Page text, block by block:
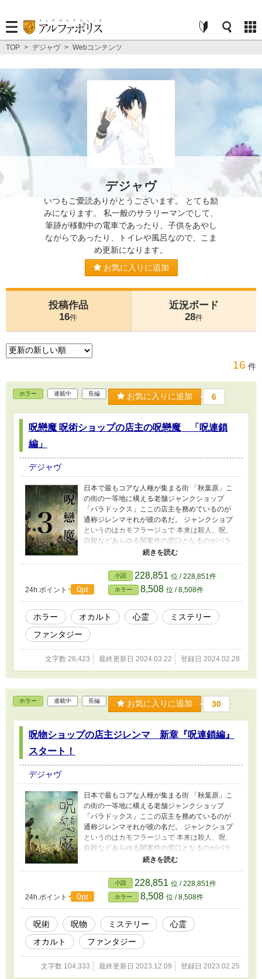
TOP > デジャヴ > Webコンテンツ
デジャヴ
いつもご愛読ありがとうございます。 とても励
みになります。 私一般のサラリーマンでして、
筆跡が移動中の電車であったり、子供をあやし
ながらであったり、トイレや風呂なので、こま
め更新になります。
お気に入りに追加
投稿作品
16件
近況ボード
28件
16 件
ホラー 連載中 長編 お気に入りに追加 6
呪戀魔 呪術ショップの店主の呪戀魔 「呪連鎖
編」
デジャヴ
日本で最もコアな人種が集まる街 「秋葉原」こ
の街の一等地に構える老舗ジャンクショップ
「パラドックス」ここの店主を務めているのが
通称ジレンマそれが彼の名だ。 ジャンクショプ
というのはカモフラージュで 本来は殺人、呪、
自殺などあらゆる闇案件の窓口となるのがパラ
ドックスの真の素顔である。 謎に包まれたこの
を取り扱い 時には呪物を作成、育成もする。 予
算に応じ、幅広い闇のネットワークでプロの呪
術師による呪伝も行う。 代々受け継いできた、
闇の法則でクライアントの願いを叶えるのがジ
レンマの仕事である。 父親から継いだパラドッ
クスの経営はほどほどに、1番目的は 「呪印の
書」 を探し出すことである。最強、最悪の魔物
先は謎多き主人公 「ジレンマ」の壮絶な人生の
物語。
24h.ポイント 0pt
小説 228,851 位 / 228,851件
ホラー 8,508 位 / 8,508件
ホラー オカルト 心霊
ミステリー
ファンタジー
文字数 28,423 最終更新日 2024.03.22 登録日 2024.02.28
ホラー 連載中 長編 お気に入りに追加 30
呪物ショップの店主ジレンマ 新章『呪連鎖編』
スタート！
デジャヴ
日本で最もコアな人種が集まる街 「秋葉原」こ
の街の一等地に構える老舗ジャンクショップ
「パラドックス」ここの店主を務めているのが
通称ジレンマそれが彼の名だ。 ジャンクショプ
というのはカモフラージュで 本来は殺人、呪、
自殺などあらゆる闇案件の窓口となるのがパラ
ドックスの真の素顔である。 謎に包まれたこの
を取り扱い 時には呪物を作成、育成もする。 予
算に応じ、幅広い闇のネットワークでプロの呪
術師による呪伝も行う。 代々受け継いできた、
闇の法則でクライアントの願いを叶えるのがジ
レンマの仕事である。 父親から継いだパラドッ
クスの経営はほどほどに、1番目的は 「呪印の
書」 を探し出すことである。最強、最悪の魔物
先は謎多き主人公 「ジレンマ」の壮絶な人生の
物語。
24h.ポイント 0pt
小説 228,851 位 / 228,851件
ホラー 8,508 位 / 8,508件
呪術 呪物 ミステリー
心霊
オカルト
ファンタジー
文字数 104,333 最終更新日 2023.12.09 登録日 2023.02.25